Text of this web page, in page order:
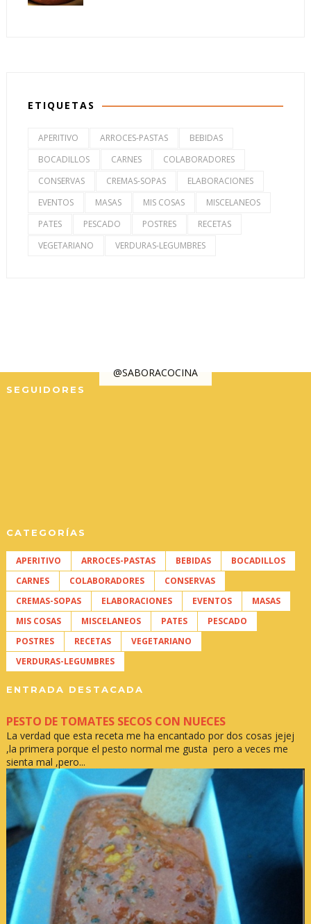
ETIQUETAS
APERITIVO ARROCES-PASTAS
BEBIDAS
BOCADILLOS
CARNES
COLABORADORES
CONSERVAS
CREMAS-SOPAS
ELABORACIONES
EVENTOS
MASAS MIS COSAS
MISCELANEOS
PATES
PESCADO POSTRES
RECETAS
VEGETARIANO
VERDURAS-LEGUMBRES
@SABORACOCINA
SEGUIDORES
CATEGORÍAS
APERITIVO ARROCES-PASTAS BEBIDAS
BOCADILLOS
CARNES
COLABORADORES
CONSERVAS
CREMAS-SOPAS
ELABORACIONES EVENTOS
MASAS
MIS COSAS
MISCELANEOS PATES
PESCADO
POSTRES
RECETAS
VEGETARIANO
VERDURAS-LEGUMBRES
ENTRADA DESTACADA
PESTO DE TOMATES SECOS CON NUECES
La verdad que esta receta me ha encantado por dos cosas jejej
,la primera porque el pesto normal me gusta pero a veces me
sienta mal ,pero...